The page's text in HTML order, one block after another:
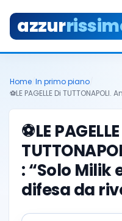
azzur
Home In primo piano
⚽️LE PAGELLE Di
⚽️LE
: “Solo Milik
difesa da